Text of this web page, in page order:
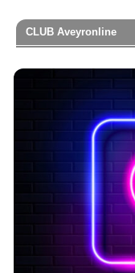
CLUB Aveyronline